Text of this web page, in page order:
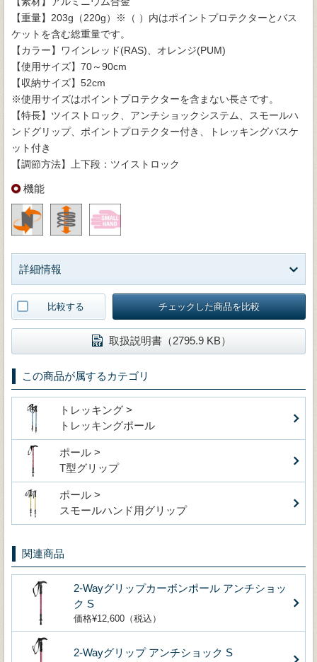
【重量】203g（220g）※（ ）内はポイントプロテクターとバス
ケットを含む総重量です。
【カラー】ワインレッド(RAS)、オレンジ(PUM)
【使用サイズ】70～90cm
【収納サイズ】52cm
※使用サイズはポイントプロテクターを含まない長さです。
【特長】ツイストロック、アンチショックシステム、スモールハ
ンドグリップ、ポイントプロテクター付き、トレッキングバスケ
ット付き
【調節方法】上下段：ツイストロック
機能
詳細情報
比較する チェックした商品を比較
取扱説明書（2795.9 KB）
この商品が属するカテゴリ
トレッキング >
トレッキングポール
ポール >
T型グリップ
ポール >
スモールハンド用グリップ
関連商品
2-Wayグリップカーボンポール アンチショッ
ク S
価格¥12,600（税込）
2-Wayグリップ アンチショック S